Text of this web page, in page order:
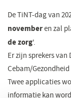
De TiNT-dag van
novemberen zal
de zorg'.
Er zijn sprekers van
Cebam/
Twee applicaties
informatie kan